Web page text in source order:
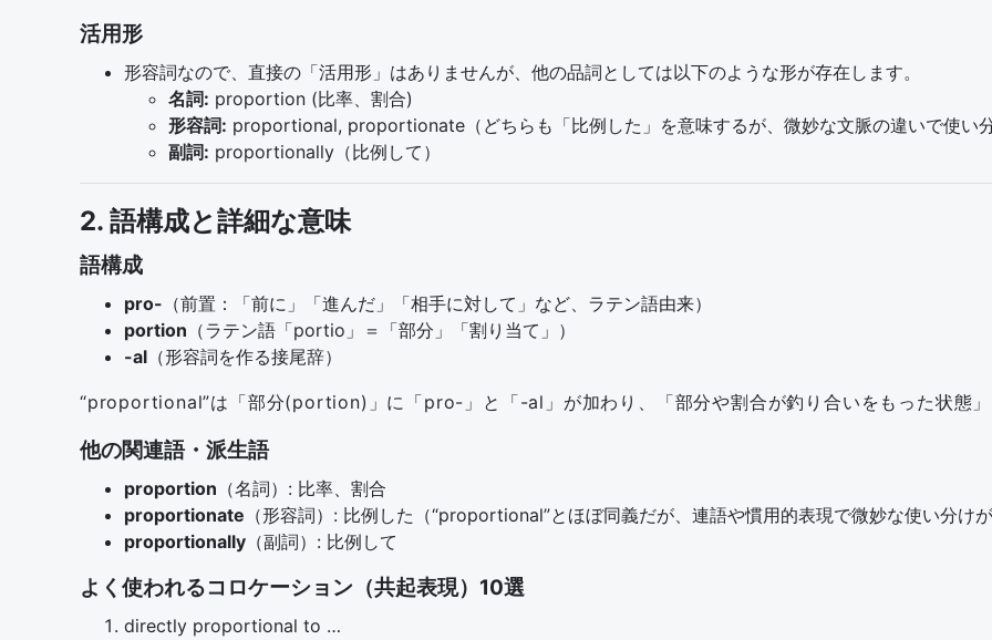
活用形
形容詞なので、直接の「活用形」はありませんが、他の品詞としては以下のような形が存在します。
名詞: proportion (比率、割合)
形容詞: proportional, proportionate（どちらも「比例した」を意味するが、微妙な文脈の違いで使い
副詞: proportionally（比例して）
2. 語構成と詳細な意味
語構成
pro- （前置：「前に」「進んだ」「相手に対して」など、ラテン語由来）
portion （ラテン語「portio」＝「部分」「割り当て」）
-al （形容詞を作る接尾辞）
“proportional”は「部分(portion)」に「pro-」と「-al」が加わり、「部分や割合が釣り合いをもった状態
他の関連語・派生語
proportion （名詞）: 比率、割合
proportionate （形容詞）: 比例した（“proportional”とほぼ同義だが、連語や慣用的表現で微妙な使い分け
proportionally （副詞）: 比例して
よく使われるコロケーション（共起表現）10選
directly proportional to …